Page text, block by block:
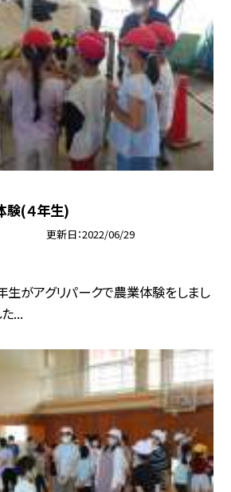
験(４年生)
更新日 2022/06/29
生がアグリパークで農業体験をしまし
...